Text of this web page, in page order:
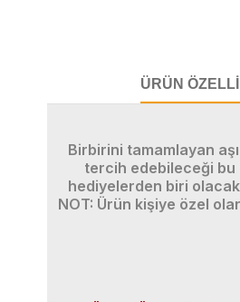
ÜRÜN
Birbirini tamamlayan
tercih edebileceği bu
hediyelerden biri
NOT: Ürün kişiye özel